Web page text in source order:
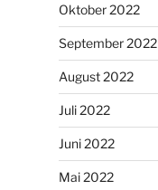
Oktober 2022
September 2022
August 2022
Juli 2022
Juni 2022
Mai 2022